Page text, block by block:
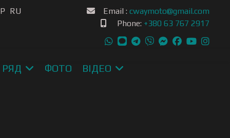
Email : cwaymoto@gmail.com
Phone: +380 63 767 2917
мову
RU
ФОТО ВІДЕО